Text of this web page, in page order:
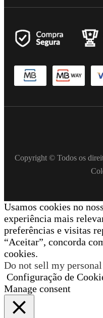
Copyright © Todos os
Usamos cookies no
experiência mais
preferências e visitas
“Aceitar”, concorda
cookies.
Do not sell my
Configuração de
Manage consent